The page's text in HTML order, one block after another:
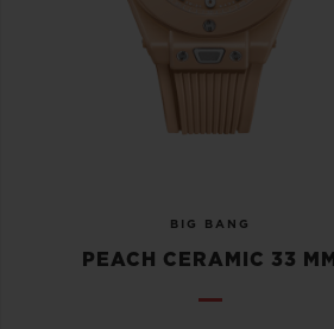
BIG BANG
PEACH CERAMIC 33 MM